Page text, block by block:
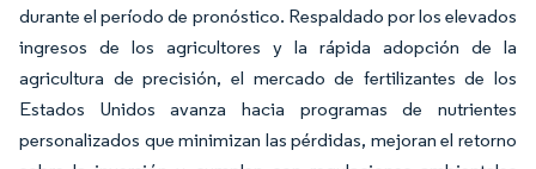
durante el período de pronóstico. Respaldado por los elevados
ingresos de los agricultores y la rápida adopción de la
agricultura de precisión, el mercado de fertilizantes de los
Estados Unidos avanza hacia programas de nutrientes
personalizados que minimizan las pérdidas, mejoran el retorno